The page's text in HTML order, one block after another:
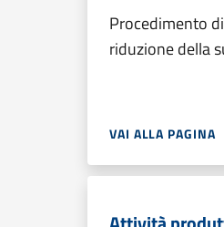
Procedimento
riduzione della
VAI ALLA PAGINA